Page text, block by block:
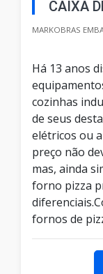
CAIXA
MARKOBRAS
Há 13 anos
cozinhas
de seus
elétricos ou
preço não
mas, ainda
forno pizza
fornos de